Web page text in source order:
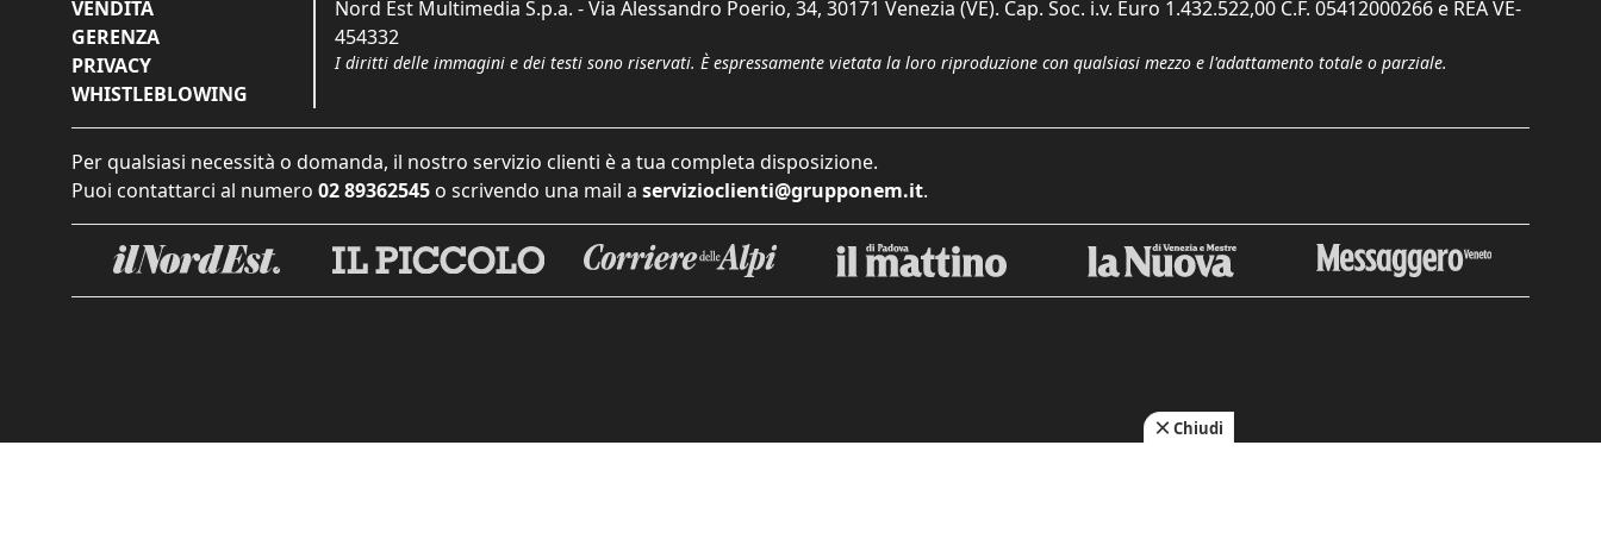
VENDITA
GERENZA
PRIVACY
WHISTLEBLOWING
Nord Est Multimedia S.p.a. - Via Alessandro Poerio, 34, 30171 Venezia (VE). Cap. Soc. i.v. Euro 1.432.522,00 C.F. 05412000266 e REA VE-
454332
I diritti delle immagini e dei testi sono riservati. È espressamente vietata la loro riproduzione con qualsiasi mezzo e l'adattamento totale o parziale.
Per qualsiasi necessità o domanda, il nostro servizio clienti è a tua completa disposizione.
Puoi contattarci al numero 02 89362545 o scrivendo una mail a servizioclienti@grupponem.it.
Chiudi